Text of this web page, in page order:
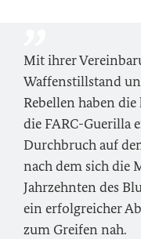
Mit ihrer
Waffenstillstand
Rebellen haben
die FARC-Guerilla
Durchbruch auf
nach dem sich die
Jahrzehnten des
ein erfolgreicher
zum Greifen nah.